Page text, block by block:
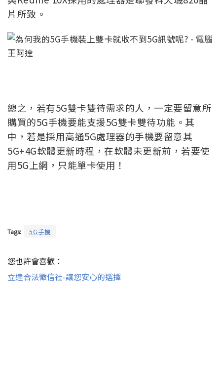
片所致。
總之，若有5G雙卡雙待需求的人，一定要留意所
購買的5G手機要能支援5G雙卡雙待功能。 其
中，若是採用高通5G處理器的手機要留意其
5G+4G軟體更新時程，在軟體未更新前，若要使
用5G上網，只能單卡使用！
Tags: 5G手機
您也許會喜歡：
立達合法徵信社-讓您安心的選擇